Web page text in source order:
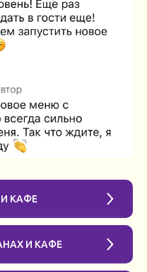
КАФЕ
И КАФЕ